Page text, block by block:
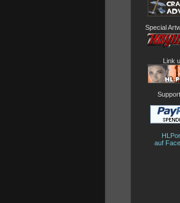
Special
Link
auf